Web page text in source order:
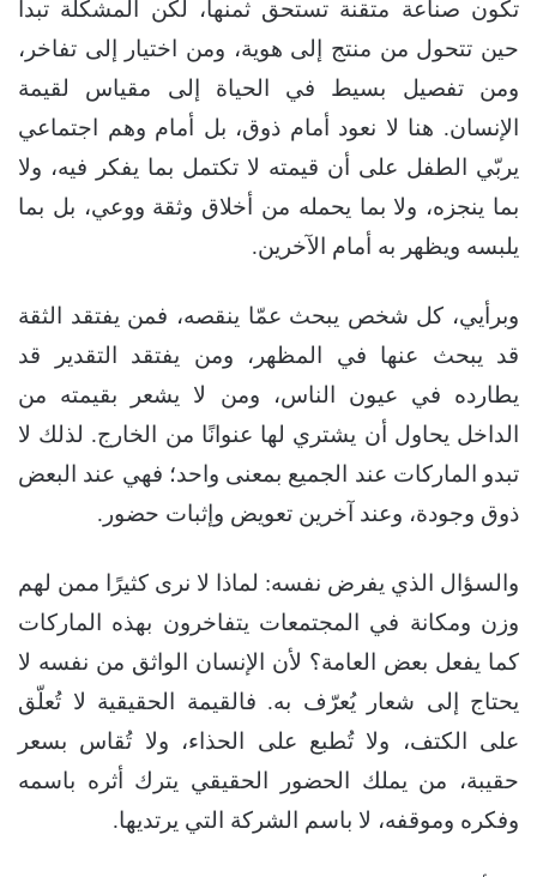
تكون صناعة متقنة تستحق ثمنها، لكن المشكلة تبدأ
حين تتحول من منتج إلى هوية، ومن اختيار إلى تفاخر،
ومن تفصيل بسيط في الحياة إلى مقياس لقيمة
الإنسان. هنا لا نعود أمام ذوق، بل أمام وهم اجتماعي
يربّي الطفل على أن قيمته لا تكتمل بما يفكر فيه، ولا
بما ينجزه، ولا بما يحمله من أخلاق وثقة ووعي، بل بما
يلبسه ويظهر به أمام الآخرين.
وبرأيي، كل شخص يبحث عمّا ينقصه، فمن يفتقد الثقة
قد يبحث عنها في المظهر، ومن يفتقد التقدير قد
يطارده في عيون الناس، ومن لا يشعر بقيمته من
الداخل يحاول أن يشتري لها عنوانًا من الخارج. لذلك لا
تبدو الماركات عند الجميع بمعنى واحد؛ فهي عند البعض
ذوق وجودة، وعند آخرين تعويض وإثبات حضور.
والسؤال الذي يفرض نفسه: لماذا لا نرى كثيرًا ممن لهم
وزن ومكانة في المجتمعات يتفاخرون بهذه الماركات
كما يفعل بعض العامة؟ لأن الإنسان الواثق من نفسه لا
يحتاج إلى شعار يُعرّف به. فالقيمة الحقيقية لا تُعلّق
على الكتف، ولا تُطبع على الحذاء، ولا تُقاس بسعر
حقيبة، من يملك الحضور الحقيقي يترك أثره باسمه
وفكره وموقفه، لا باسم الشركة التي يرتديها.